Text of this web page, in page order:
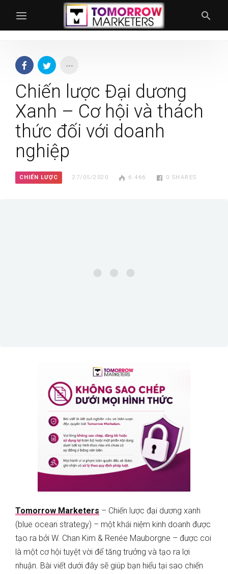
Chiến lược Đại dương
Xanh – Cơ hội và thách
thức đối với doanh
nghiệp
CHIẾN LƯỢC 27/05/2020 6.466 0 SHARES
Tomorrow Marketers – Chiến lược đại dương xanh
(blue ocean strategy) – một khái niệm kinh doanh được
tạo ra bởi W. Chan Kim & Renée Mauborgne – được coi
là một cơ hội tuyệt vời để tăng trưởng và tạo ra lợi
nhuận. Bài viết dưới đây sẽ giúp bạn hiểu tại sao chiến